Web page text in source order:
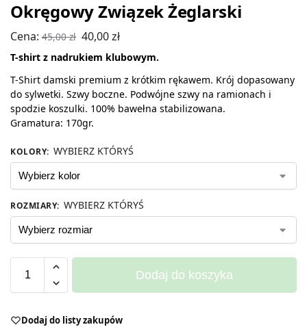
Okręgowy Związek Żeglarski
Cena: 45,00zł 40,00zł
T-shirt z nadrukiem klubowym.
T-Shirt damski premium z krótkim rękawem. Krój dopasowany
do sylwetki. Szwy boczne. Podwójne szwy na ramionach i
spodzie koszulki. 100% bawełna stabilizowana.
Gramatura: 170gr.
KOLORY: WYBIERZ KTÓRYŚ
ROZMIARY: WYBIERZ KTÓRYŚ
Dodaj do koszyka
Dodaj do listy zakupów